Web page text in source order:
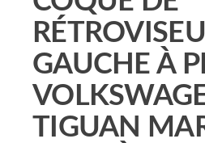
GAUCHE À
TIGUAN